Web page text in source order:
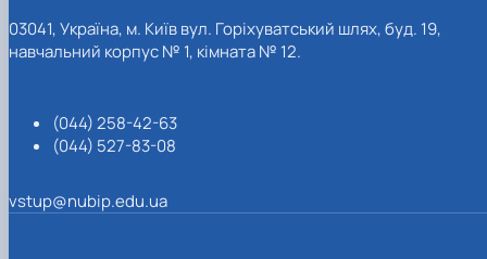
03041, Україна, м. Київ вул. Горіхуватський шлях, буд. 19,
навчальний корпус № 1, кімната № 12.
(044) 258-42-63
(044) 527-83-08
vstup@nubip.edu.ua